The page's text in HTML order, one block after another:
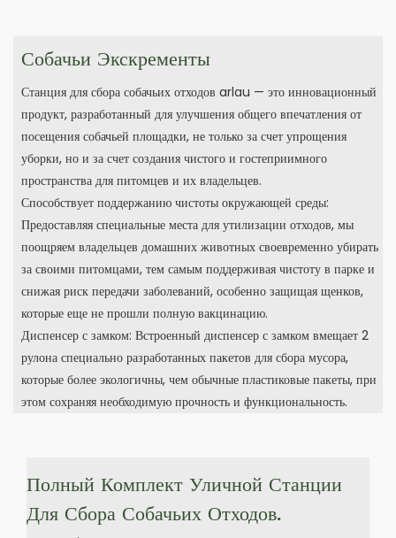
Собачьи Экскременты
Станция для сбора собачьих отходов arlau — это инновационный
продукт, разработанный для улучшения общего впечатления от
посещения собачьей площадки, не только за счет упрощения
уборки, но и за счет создания чистого и гостеприимного
пространства для питомцев и их владельцев.
Способствует поддержанию чистоты окружающей среды:
Предоставляя специальные места для утилизации отходов, мы
поощряем владельцев домашних животных своевременно убирать
за своими питомцами, тем самым поддерживая чистоту в парке и
снижая риск передачи заболеваний, особенно защищая щенков,
которые еще не прошли полную вакцинацию.
Диспенсер с замком: Встроенный диспенсер с замком вмещает 2
рулона специально разработанных пакетов для сбора мусора,
которые более экологичны, чем обычные пластиковые пакеты, при
этом сохраняя необходимую прочность и функциональность.
Полный Комплект Уличной Станции
Для Сбора Собачьих Отходов.